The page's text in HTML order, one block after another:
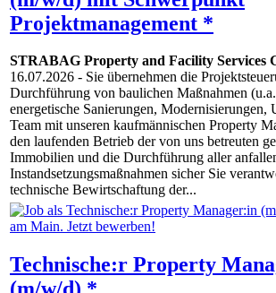
Projektmanagement *
STRABAG Property and Facility Services
16.07.2026 - Sie übernehmen die
Durchführung von baulichen Maßnahmen
energetische Sanierungen, Modernisierungen,
Team mit unseren kaufmännischen Property
den laufenden Betrieb der von uns betreuten
Immobilien und die Durchführung aller
Instandsetzungsmaßnahmen sicher Sie
technische Bewirtschaftung der...
Technische:r Property
(m/w/d) *